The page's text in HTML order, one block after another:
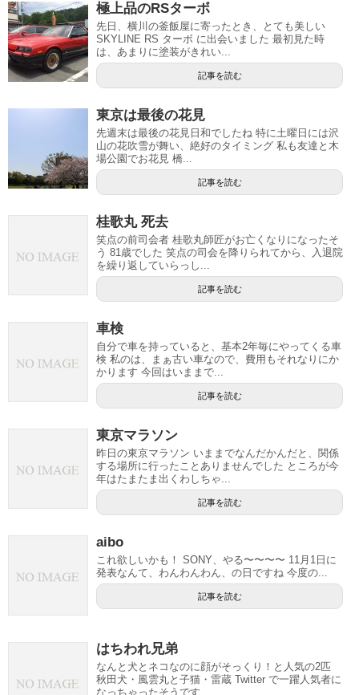
極上品のRSターボ
先日、横川の釜飯屋に寄ったとき、とても美しい
SKYLINE RS ターボ に出会いました 最初見た時
は、あまりに塗装がきれい...
記事を読む
東京は最後の花見
先週末は最後の花見日和でしたね 特に土曜日には沢
山の花吹雪が舞い、絶好のタイミング 私も友達と木
場公園でお花見 橋...
記事を読む
桂歌丸 死去
笑点の前司会者 桂歌丸師匠がお亡くなりになったそ
う 81歳でした 笑点の司会を降りられてから、入退院
を繰り返していらっし...
記事を読む
車検
自分で車を持っていると、基本2年毎にやってくる車
検 私のは、まぁ古い車なので、費用もそれなりにか
かります 今回はいままで...
記事を読む
東京マラソン
昨日の東京マラソン いままでなんだかんだと、関係
する場所に行ったことありませんでした ところが今
年はたまたま出くわしちゃ...
記事を読む
aibo
これ欲しいかも！ SONY、やる〜〜〜〜 11月1日に
発表なんて、わんわんわん、の日ですね 今度の...
記事を読む
はちわれ兄弟
なんと犬とネコなのに顔がそっくり！と人気の2匹
秋田犬・風雲丸と子猫・雷蔵 Twitter で一躍人気者に
なっちゃったそうです ...